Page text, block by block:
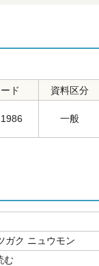
ド 資料区分
一般
ガク ニュウモン
む